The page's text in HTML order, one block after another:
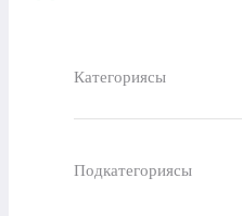
Категориясы
Подкатегориясы